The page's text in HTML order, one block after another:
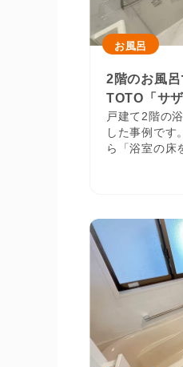
お風呂
2階のお風呂
TOTO「サ
戸建て2階の
した事例です
ら「浴室の床